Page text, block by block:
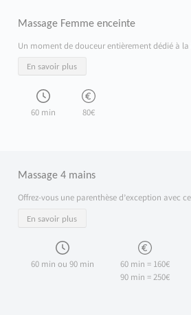
Massage Femme enceinte
Un moment de douceur entièrement dédié à
En savoir plus
60 min 80€
Massage 4 mains
Offrez-vous une parenthèse d’exception avec
En savoir plus
60 min ou 90 min
60 min = 160€
90 min = 250€